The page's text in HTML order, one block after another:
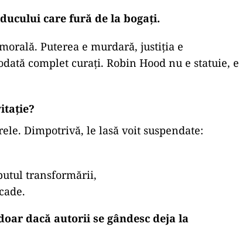
care fură de la bogați.
Puterea e murdară, justiția e
complet curați. Robin Hood nu e statuie, e
Dimpotrivă, le lasă voit suspendate:
transformării,
dacă autorii se gândesc deja la